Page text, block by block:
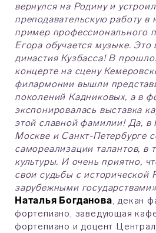
вернулся на Родину и
преподавательскую работу
пример профессионального
Егора обучается музыке. Это
династия Кузбасса! В
концерте на сцену
филармонии вышли
поколений Кадниковых, а в
экспонировалась выставка
этой славной фамилии! Да, в
Москве и Санкт-Петербурге
самореализации талантов, в
культуры. И очень приятно,
свои судьбы с исторической
зарубежными государствами»
Наталья Богданова, декан
фортепиано, заведующая
фортепиано и доцент